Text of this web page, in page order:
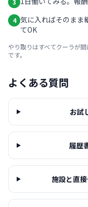
3
4 気に入ればそのまま
てOK
やり取りはすべてクーラが
です。
よくある質問
お試
履歴
施設と直